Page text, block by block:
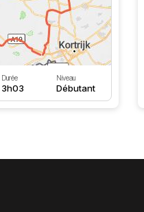
Durée
3h03
Niveau
Débutant